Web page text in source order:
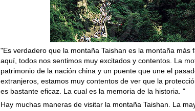
"Es verdadero que la montaña Taishan es la montaña más
aquí, todos nos sentimos muy excitados y contentos. La
patrimonio de la nación china y un puente que une el
extranjeros, estamos muy contentos de ver que la
es bastante eficaz. La cual es la memoria de la historia. "
Hay muchas maneras de visitar la montaña Taishan. La